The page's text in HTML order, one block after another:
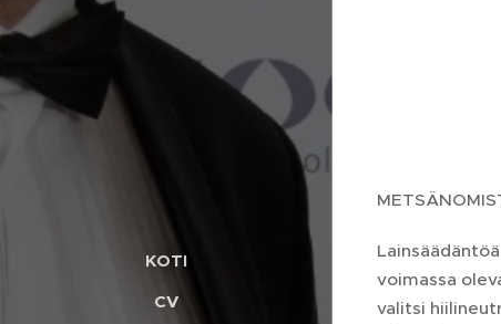
KOTI
CV
voimassa
valitsi